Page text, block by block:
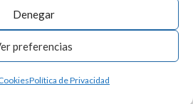
Denegar
preferencias
Política de Privacidad